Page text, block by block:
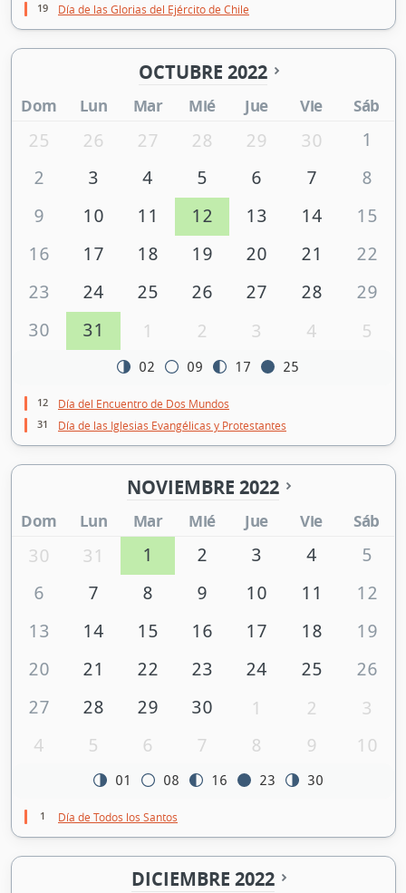
19 Día de las Glorias del Ejército de Chile
OCTUBRE 2022
Dom Lun Mar Mié Jue Vie Sáb
25 26 27 28 29 30
1
2
3 4 5 6 7
8
9
10 11 12 13 14
15
16
17 18 19 20 21
22
23
24 25 26 27 28
29
30
31 1 2 3 4 5
02 09 17 25
12 Día del Encuentro de Dos Mundos
31 Día de las Iglesias Evangélicas y Protestantes
NOVIEMBRE 2022
Dom Lun Mar Mié Jue Vie Sáb
30 31 1 2 3 4
5
6
7 8 9 10 11
12
13
14 15 16 17 18
19
20
21 22 23 24 25
26
27
28 29 30 1 2
3
4
5 6 7 8 9 10
01 08 16 23 30
1 Día de Todos los Santos
DICIEMBRE 2022